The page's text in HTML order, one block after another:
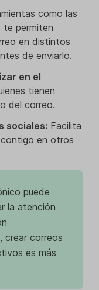
como las
te permiten
en distintos
de enviarlo.
en el
tienen
del correo.
sociales: Facilita
en otros
puede
la atención
crear correos
es más